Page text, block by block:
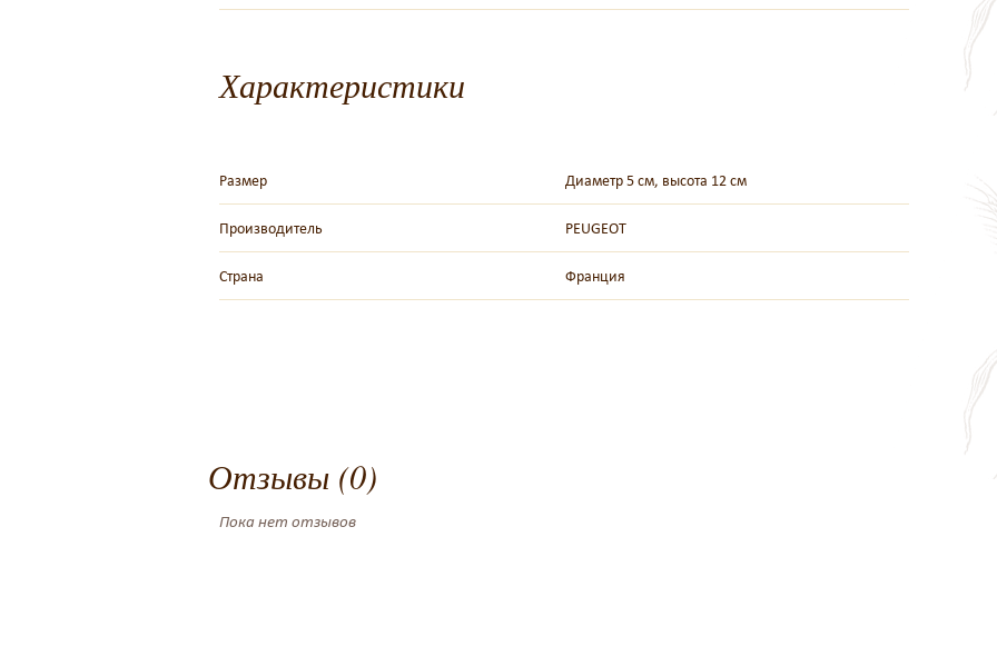
Характеристики
Размер Диаметр 5 см, высота 12 см
Производитель PEUGEOT
Страна Франция
Отзывы (0)
Пока нет отзывов